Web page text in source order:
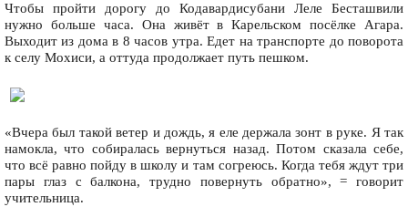
Чтобы пройти дорогу до Кодавардисубани Леле Бесташвили
нужно больше часа. Она живёт в Карельском посёлке Агара.
Выходит из дома в 8 часов утра. Едет на транспорте до поворота
к селу Мохиси, а оттуда продолжает путь пешком.
«Вчера был такой ветер и дождь, я еле держала зонт в руке. Я так
намокла, что собиралась вернуться назад. Потом сказала себе,
что всё равно пойду в школу и там согреюсь. Когда тебя ждут три
пары глаз с балкона, трудно повернуть обратно», = говорит
учительница.